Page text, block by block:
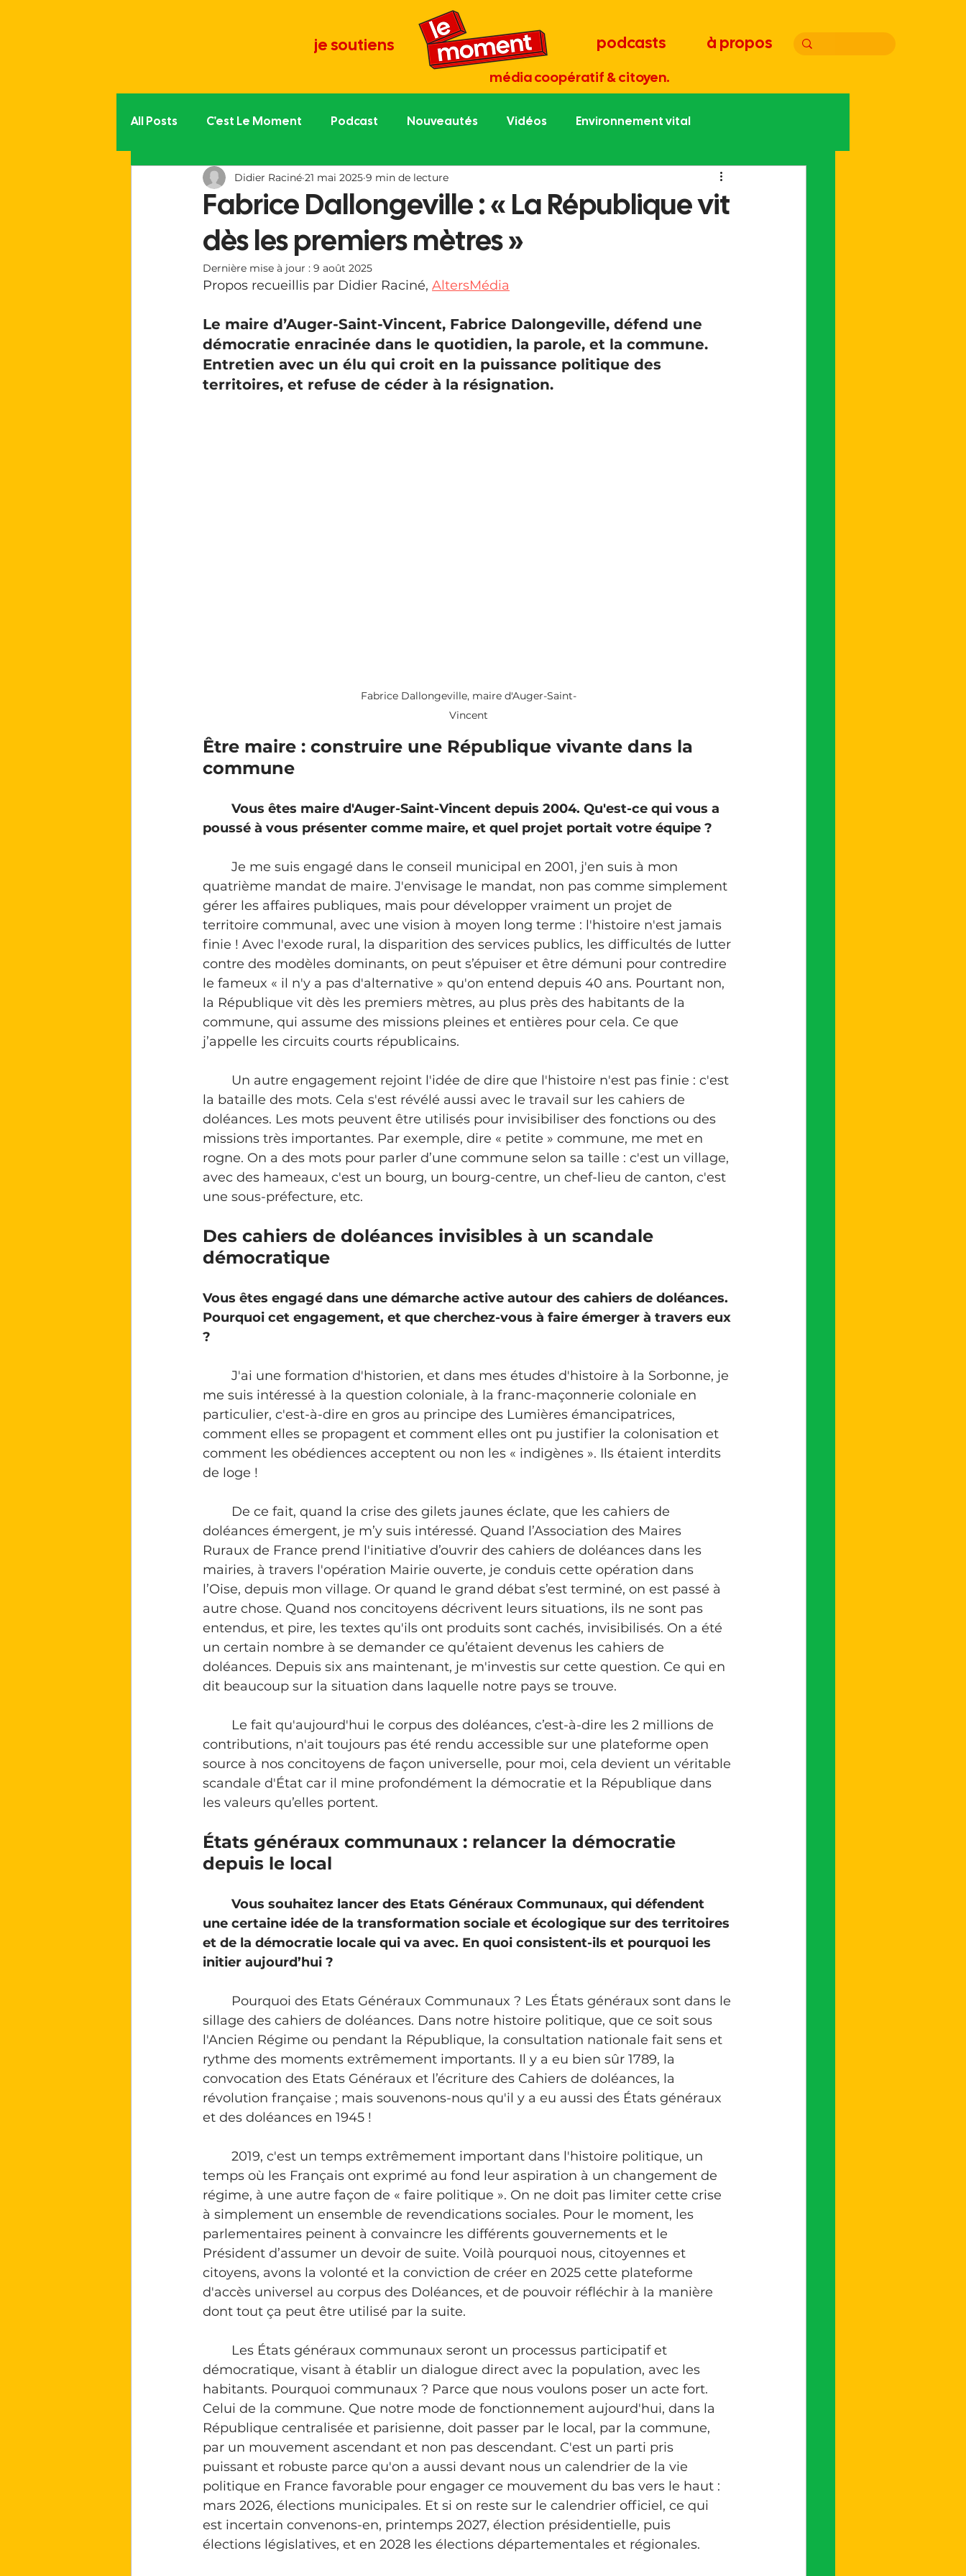
je soutiens
média coopératif & citoyen.
podcasts à propos
All Posts C'est Le Moment Podcast Nouveautés Vidéos Environnement vital
Politique partout L'autre économie Tout est culture Joyeux bordel
La vie du Moment Tribune Portraits de césurien.ne
Le monde associatif
Fabrice Dallongeville : « La République vit
dès les premiers mètres »
Didier Raciné 21 mai 2025 9 min de lecture
Dernière mise à jour : 9 août 2025
Propos recueillis par Didier Raciné, AltersMédia
Le maire d’Auger-Saint-Vincent, Fabrice Dalongeville, défend une
démocratie enracinée dans le quotidien, la parole, et la commune.
Entretien avec un élu qui croit en la puissance politique des
territoires, et refuse de céder à la résignation.
Fabrice Dallongeville, maire d'Auger-Saint-
Vincent
Être maire : construire une République vivante dans la
commune
Vous êtes maire d'Auger-Saint-Vincent depuis 2004. Qu'est-ce qui vous a
poussé à vous présenter comme maire, et quel projet portait votre équipe ?
quatrième mandat de maire. J'envisage le mandat, non pas comme simplement
gérer les affaires publiques, mais pour développer vraiment un projet de
territoire communal, avec une vision à moyen long terme : l'histoire n'est jamais
finie ! Avec l'exode rural, la disparition des services publics, les difficultés de lutter
contre des modèles dominants, on peut s’épuiser et être démuni pour contredire
le fameux « il n'y a pas d'alternative » qu'on entend depuis 40 ans. Pourtant non,
la République vit dès les premiers mètres, au plus près des habitants de la
commune, qui assume des missions pleines et entières pour cela. Ce que
j’appelle les circuits courts républicains.
la bataille des mots. Cela s'est révélé aussi avec le travail sur les cahiers de
doléances. Les mots peuvent être utilisés pour invisibiliser des fonctions ou des
missions très importantes. Par exemple, dire « petite » commune, me met en
rogne. On a des mots pour parler d’une commune selon sa taille : c'est un village,
avec des hameaux, c'est un bourg, un bourg-centre, un chef-lieu de canton, c'est
une sous-préfecture, etc.
Des cahiers de doléances invisibles à un scandale
démocratique
Vous êtes engagé dans une démarche active autour des cahiers de doléances.
Pourquoi cet engagement, et que cherchez-vous à faire émerger à travers eux
?
me suis intéressé à la question coloniale, à la franc-maçonnerie coloniale en
particulier, c'est-à-dire en gros au principe des Lumières émancipatrices,
comment elles se propagent et comment elles ont pu justifier la colonisation et
comment les obédiences acceptent ou non les « indigènes ». Ils étaient interdits
de loge !
doléances émergent, je m’y suis intéressé. Quand l’Association des Maires
Ruraux de France prend l'initiative d’ouvrir des cahiers de doléances dans les
mairies, à travers l'opération Mairie ouverte, je conduis cette opération dans
l’Oise, depuis mon village. Or quand le grand débat s’est terminé, on est passé à
autre chose. Quand nos concitoyens décrivent leurs situations, ils ne sont pas
entendus, et pire, les textes qu'ils ont produits sont cachés, invisibilisés. On a été
un certain nombre à se demander ce qu’étaient devenus les cahiers de
doléances. Depuis six ans maintenant, je m'investis sur cette question. Ce qui en
dit beaucoup sur la situation dans laquelle notre pays se trouve.
	Le fait
qu'aujourd'hui le corpus des doléances, c’est-à-dire les 2 millions de
contributions, n'ait toujours pas été rendu accessible sur une plateforme open
source à nos concitoyens de façon universelle, pour moi, cela devient un véritable
scandale d'État car il mine profondément la démocratie et la République dans
les valeurs qu’elles portent.
États généraux communaux : relancer la démocratie
depuis le local
Vous souhaitez lancer des Etats Généraux Communaux, qui défendent
une certaine idée de la transformation sociale et écologique sur des territoires
et de la démocratie locale qui va avec. En quoi consistent-ils et pourquoi les
initier aujourd’hui ?
sillage des cahiers de doléances. Dans notre histoire politique, que ce soit sous
l'Ancien Régime ou pendant la République, la consultation nationale fait sens et
rythme des moments extrêmement importants. Il y a eu bien sûr 1789, la
convocation des Etats Généraux et l’écriture des Cahiers de doléances, la
révolution française ; mais souvenons-nous qu'il y a eu aussi des États généraux
et des doléances en 1945 !
temps où les Français ont exprimé au fond leur aspiration à un changement de
régime, à une autre façon de « faire politique ». On ne doit pas limiter cette crise
à simplement un ensemble de revendications sociales. Pour le moment, les
parlementaires peinent à convaincre les différents gouvernements et le
Président d’assumer un devoir de suite. Voilà pourquoi nous, citoyennes et
citoyens, avons la volonté et la conviction de créer en 2025 cette plateforme
d'accès universel au corpus des Doléances, et de pouvoir réfléchir à la manière
dont tout ça peut être utilisé par la suite.
démocratique, visant à établir un dialogue direct avec la population, avec les
habitants. Pourquoi communaux ? Parce que nous voulons poser un acte fort.
Celui de la commune. Que notre mode de fonctionnement aujourd'hui, dans la
République centralisée et parisienne, doit passer par le local, par la commune,
par un mouvement ascendant et non pas descendant. C'est un parti pris
puissant et robuste parce qu'on a aussi devant nous un calendrier de la vie
politique en France favorable pour engager ce mouvement du bas vers le haut :
mars 2026, élections municipales. Et si on reste sur le calendrier officiel, ce qui
est incertain convenons-en, printemps 2027, élection présidentielle, puis
élections législatives, et en 2028 les élections départementales et régionales.